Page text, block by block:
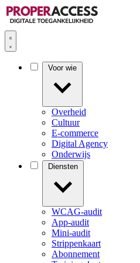
Overheid
Cultuur
E-commerce
Digital Agency
Onderwijs
WCAG-audit
App-audit
Mini-audit
Strippenkaart
Abonnement